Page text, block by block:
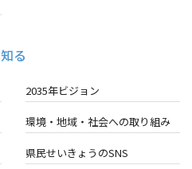
知る
2035年ビジョン
環境・地域・ 社会への取り組み
県民せいきょうのSNS